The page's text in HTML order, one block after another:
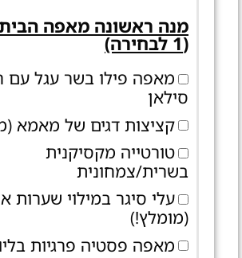
(1 לבחירה)
מאפה פילו בשר עגל עם
סילאן
קציצות דגים של מאמא
טורטייה מקסיקנית
בשרית/צמחונית
עלי סיגר במילוי שערות
(מומלץ!)
מאפה פסטיה פרגיות